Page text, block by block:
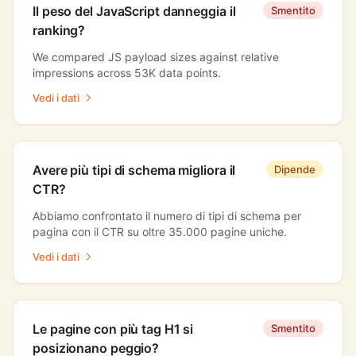
Il peso del JavaScript danneggia il
ranking?
Smentito
We compared JS payload sizes against relative
impressions across 53K data points.
Vedi i dati
Avere più tipi di schema migliora il
CTR?
Dipende
Abbiamo confrontato il numero di tipi di schema per
pagina con il CTR su oltre 35.000 pagine uniche.
Vedi i dati
Le pagine con più tag H1 si
posizionano peggio?
Smentito